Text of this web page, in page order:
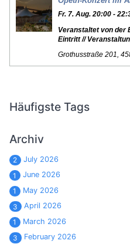
Häufigste Tags
Archiv
2
July 2026
1
June 2026
1
May 2026
3
April 2026
1
March 2026
3
February 2026